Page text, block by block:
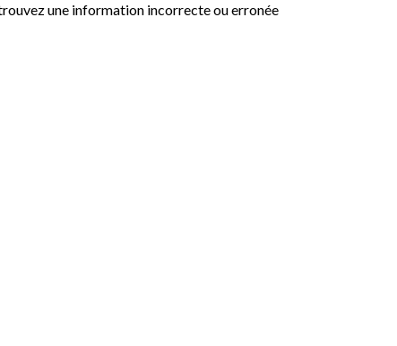
une information incorrecte ou erronée